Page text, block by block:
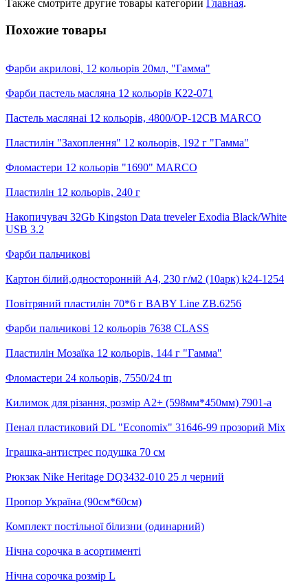
Также смотрите другие товары категории Главная.
Похожие товары
Фарби акрилові, 12 кольорів 20мл, "Гамма"
Фарби пастель масляна 12 кольорів К22-071
Пастель маслянаі 12 кольорів, 4800/ОР-12СВ MARCO
Пластилін "Захоплення" 12 кольорів, 192 г "Гамма"
Фломастери 12 кольорів "1690" MARCO
Пластилін 12 кольорів, 240 г
Накопичувач 32Gb Kingston Data treveler Exodia Black/White
USB 3.2
Фарби пальчикові
Картон білий,односторонній А4, 230 г/м2 (10арк) k24-1254
Повітряний пластилін 70*6 г BABY Line ZB.6256
Фарби пальчикові 12 кольорів 7638 CLASS
Пластилін Мозаїка 12 кольорів, 144 г "Гамма"
Фломастери 24 кольорів, 7550/24 tп
Килимок для різання, розмір А2+ (598мм*450мм) 7901-a
Пенал пластиковий DL "Economix" 31646-99 прозорий Mix
Іграшка-антистрес подушка 70 см
Рюкзак Nike Heritage DQ3432-010 25 л черний
Пропор Україна (90см*60см)
Комплект постільної білизни (одинарний)
Нічна сорочка в асортименті
Нічна сорочка розмір L